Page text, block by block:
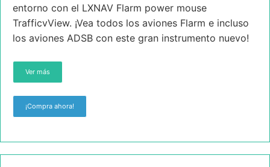
entorno con el LXNAV Flarm power mouse
TrafficvView. ¡Vea todos los aviones Flarm e incluso
los aviones ADSB con este gran instrumento nuevo!
Ver más
¡Compra ahora!